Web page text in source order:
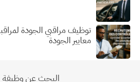
توظيف مراقبي الجودة
معايير الجودة
البحث عن وظيفة